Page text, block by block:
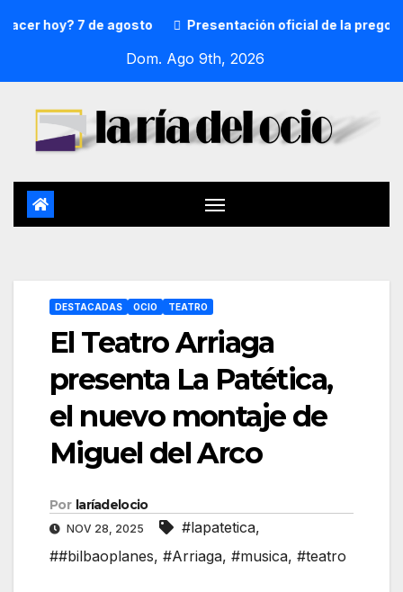
hoy? 7 de agosto Presentación oficial de la pregonera
Dom. Ago 9th, 2026
DESTACADAS OCIO TEATRO
El Teatro Arriaga
presenta La Patética,
el nuevo montaje de
Miguel del Arco
Por laríadelocio
NOV 28, 2025 #lapatetica,
##bilbaoplanes, #Arriaga, #musica, #teatro